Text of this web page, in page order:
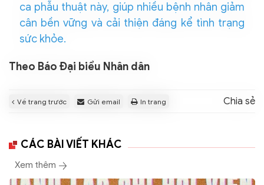
ca phẫu thuật này, giúp nhiều bệnh nhân giảm
cân bền vững và cải thiện đáng kể tình trạng
sức khỏe.
Theo Báo Đại biểu Nhân dân
Về trang trước Gửi email In trang Chia sẻ
CÁC BÀI VIẾT KHÁC
Xem thêm